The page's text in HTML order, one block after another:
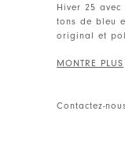
Hiver 25
tons de bleu
original et
Col rond.
Contactez-